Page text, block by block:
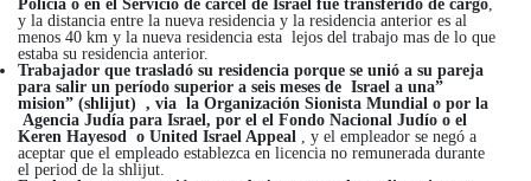
Policía o en el Servicio de cárcel de Israel fue transferido de cargo,
y la distancia entre la nueva residencia y la residencia anterior es al
menos 40 km y la nueva residencia esta lejos del trabajo mas de lo que
estaba su residencia anterior.
Trabajador que trasladó su residencia porque se unió a su pareja
para salir un período superior a seis meses de Israel a una”
mision” (shlijut) , via la Organización Sionista Mundial o por la
Agencia Judía para Israel, por el el Fondo Nacional Judío o el
Keren Hayesod o United Israel Appeal , y el empleador se negó a
aceptar que el empleado establezca en licencia no remunerada durante
el period de la shlijut.